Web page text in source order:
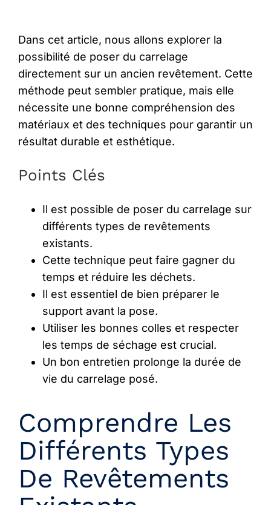
Dans cet article, nous allons explorer la
possibilité de poser du carrelage
directement sur un ancien revêtement. Cette
méthode peut sembler pratique, mais elle
nécessite une bonne compréhension des
matériaux et des techniques pour garantir un
résultat durable et esthétique.
Points Clés
Il est possible de poser du carrelage sur
différents types de revêtements
existants.
Cette technique peut faire gagner du
temps et réduire les déchets.
Il est essentiel de bien préparer le
support avant la pose.
Utiliser les bonnes colles et respecter
les temps de séchage est crucial.
Un bon entretien prolonge la durée de
vie du carrelage posé.
Comprendre Les
Différents Types
De Revêtements